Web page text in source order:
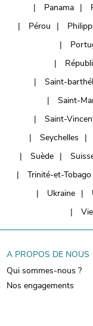
Panama
Pérou
Saint-
Saint-
Saint-
Seychelles
Suède
Trinité-et-Tobago
Ukraine
A PROPOS DE NOUS
Qui sommes-nous ?
Nos engagements